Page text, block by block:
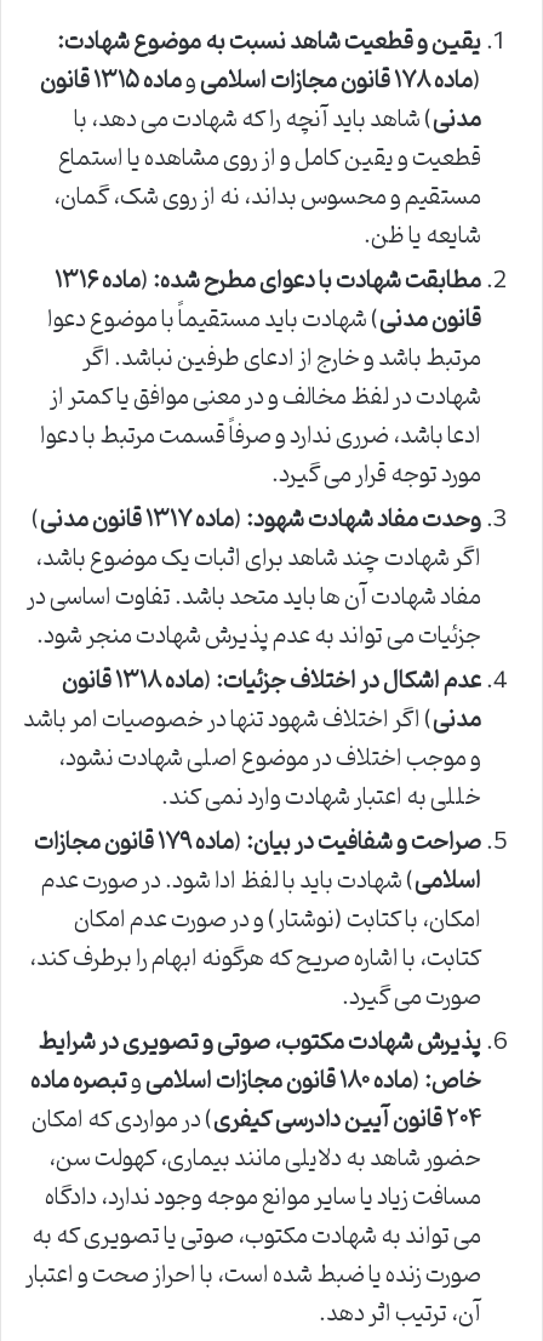
یقین و قطعیت شاهد نسبت به موضوع شهادت:
(ماده ۱۷۸ قانون مجازات اسلامی و
ماده ۱۳۱۵ قانون
مدنی) شاهد باید آنچه را که شهادت می دهد، با
قطعیت و یقین کامل و از روی مشاهده یا استماع
مستقیم و محسوس بداند، نه از روی شک، گمان،
شایعه یا ظن.
مطابقت شهادت با دعوای مطرح شده:(
ماده ۱۳۱۶
قانون مدنی) شهادت باید مستقیماً با موضوع دعوا
مرتبط باشد و خارج از ادعای طرفین نباشد. اگر
شهادت در لفظ مخالف و در معنی موافق یا کمتر از
ادعا باشد، ضرری ندارد و صرفاً قسمت مرتبط با دعوا
مورد توجه قرار می گیرد.
وحدت مفاد شهادت شهود:(ماده ۱۳۱۷ قانون مدنی
)
اگر شهادت چند شاهد برای اثبات یک موضوع باشد،
مفاد شهادت آن ها باید متحد باشد. تفاوت اساسی در
جزئیات می تواند به عدم پذیرش شهادت منجر شود.
عدم اشکال در اختلاف جزئیات:(
ماده ۱۳۱۸ قانون
مدنی) اگر اختلاف شهود تنها در خصوصیات امر باشد
و موجب اختلاف در موضوع اصلی شهادت نشود،
خللی به اعتبار شهادت وارد نمی کند.
صراحت و شفافیت در بیان:(
ماده ۱۷۹ قانون مجازات
اسلامی) شهادت باید با لفظ ادا شود. در صورت عدم
امکان، با کتابت (نوشتار) و در صورت عدم امکان
کتابت، با اشاره صریح که هرگونه ابهام را برطرف کند،
صورت می گیرد.
پذیرش شهادت مکتوب، صوتی و تصویری در شرایط
خاص:(ماده ۱۸۰ قانون مجازات اسلامی وتبصره ماده
۲۰۴ قانون آیین دادرسی کیفری
) در مواردی که امکان
حضور شاهد به دلایلی مانند بیماری، کهولت سن،
مسافت زیاد یا سایر موانع موجه وجود ندارد، دادگاه
می تواند به شهادت مکتوب، صوتی یا تصویری که به
صورت زنده یا ضبط شده است، با احراز صحت و اعتبار
آن، ترتیب اثر دهد.